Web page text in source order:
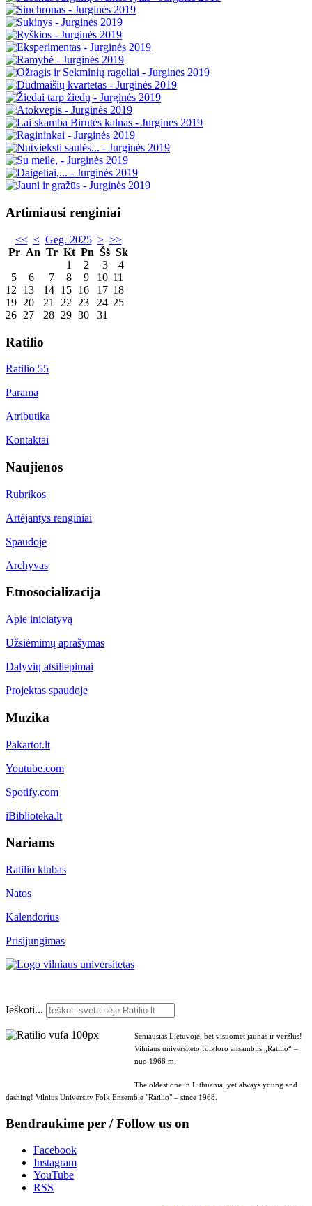
Artimiausi renginiai
<< < Geg. 2025 > >>
Pr An Tr Kt Pn Šš Sk
1
2 3
4
5
6 7 8 9 10 11
12
13 14 15 16 17 18
19 20 21 22 23 24 25
26 27 28 29 30 31
Ratilio
Ratilio 55
Parama
Atributika
Kontaktai
Naujienos
Rubrikos
Artėjantys renginiai
Spaudoje
Archyvas
Etnosocializacija
Apie iniciatyvą
Užsiėmimų aprašymas
Dalyvių atsiliepimai
Projektas spaudoje
Muzika
Pakartot.lt
Youtube.com
Spotify.com
iBiblioteka.lt
Nariams
Ratilio klubas
Natos
Kalendorius
Prisijungimas
Ieškoti...
Seniausias Lietuvoje, bet visuomet jaunas ir veržlus!
Vilniaus universiteto folkloro ansamblis „Ratilio“ –
nuo 1968 m.
The oldest one in Lithuania, yet always young and
dashing! Vilnius University Folk Ensemble "Ratilio" – since 1968.
Bendraukime per / Follow us on
Facebook
Instagram
YouTube
RSS